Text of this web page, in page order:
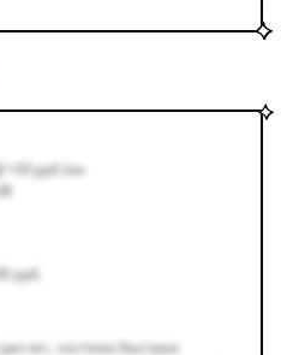
+50руб. /км
руб.
система быстрых